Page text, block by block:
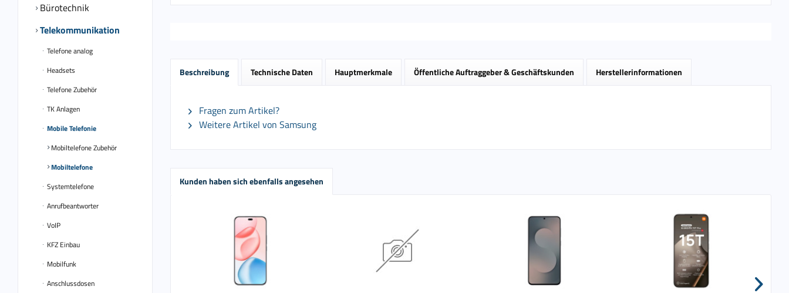
Bürotechnik
Telekommunikation
Telefone analog
Headsets
Telefone Zubehör
TK Anlagen
Mobile Telefonie
Mobiltelefone Zubehör
Mobiltelefone
Systemtelefone
Anrufbeantworter
VoIP
KFZ Einbau
Mobilfunk
Anschlussdosen
Beschreibung Technische Daten Hauptmerkmale Öffentliche Auftraggeber & Geschäftskunden Herstellerinformationen
Fragen zum Artikel?
Weitere Artikel von Samsung
Kunden haben sich ebenfalls angesehen